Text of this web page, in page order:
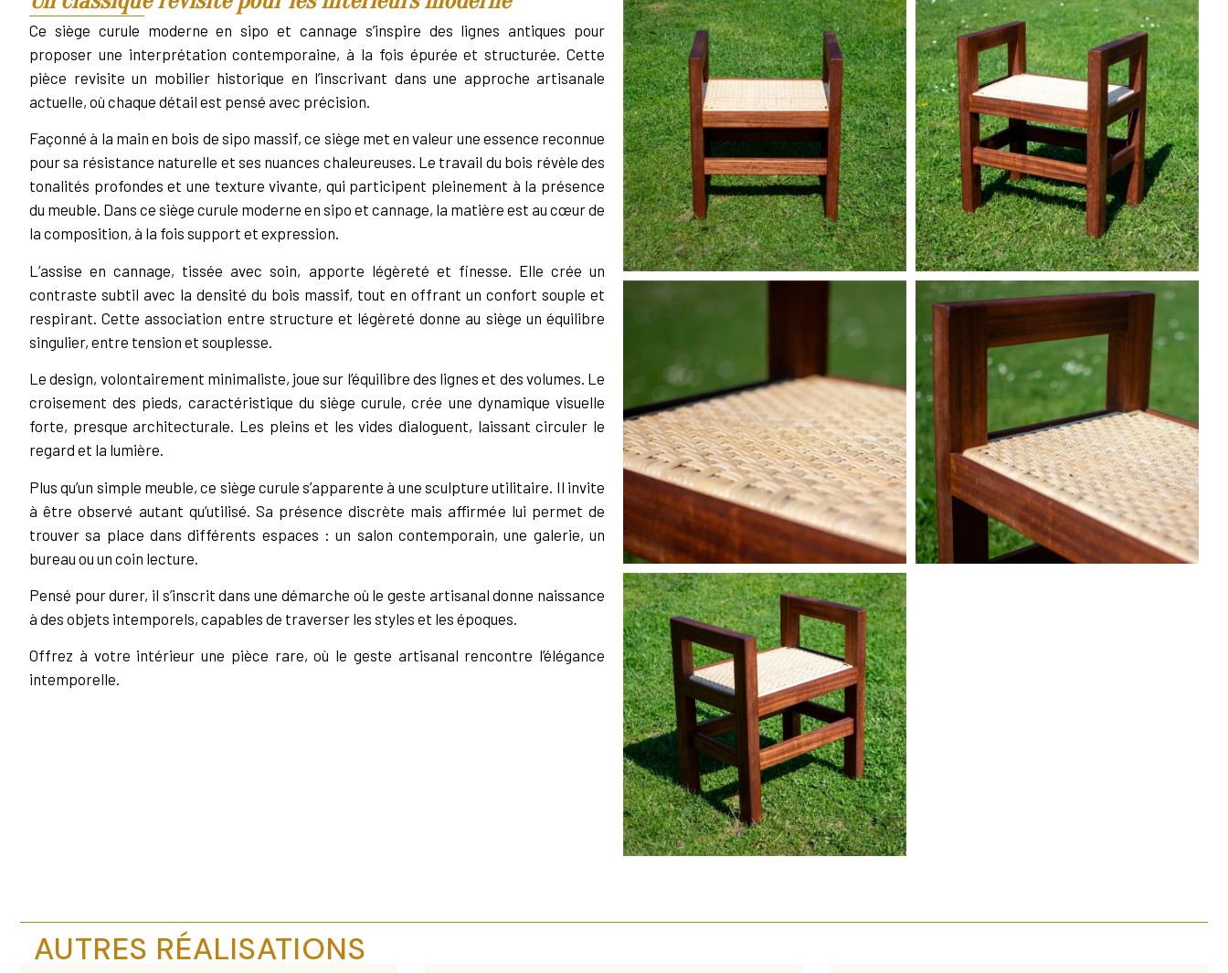
Ce siège curule moderne en sipo et cannage s’inspire des lignes antiques pour
proposer une interprétation contemporaine, à la fois épurée et structurée. Cette
pièce revisite un mobilier historique en l’inscrivant dans une approche artisanale
actuelle, où chaque détail est pensé avec précision.
Façonné à la main en bois de sipo massif, ce siège met en valeur une essence reconnue
pour sa résistance naturelle et ses nuances chaleureuses. Le travail du bois révèle des
tonalités profondes et une texture vivante, qui participent pleinement à la présence
du meuble. Dans ce siège curule moderne en sipo et cannage, la matière est au cœur de
la composition, à la fois support et expression.
L’assise en cannage, tissée avec soin, apporte légèreté et finesse. Elle crée un
contraste subtil avec la densité du bois massif, tout en offrant un confort souple et
respirant. Cette association entre structure et légèreté donne au siège un équilibre
singulier, entre tension et souplesse.
Le design, volontairement minimaliste, joue sur l’équilibre des lignes et des volumes. Le
croisement des pieds, caractéristique du siège curule, crée une dynamique visuelle
forte, presque architecturale. Les pleins et les vides dialoguent, laissant circuler le
regard et la lumière.
Plus qu’un simple meuble, ce siège curule s’apparente à une sculpture utilitaire. Il invite
à être observé autant qu’utilisé. Sa présence discrète mais affirmée lui permet de
trouver sa place dans différents espaces : un salon contemporain, une galerie, un
bureau ou un coin lecture.
Pensé pour durer, il s’inscrit dans une démarche où le geste artisanal donne naissance
à des objets intemporels, capables de traverser les styles et les époques.
Offrez à votre intérieur une pièce rare, où le geste artisanal rencontre l’élégance
intemporelle.
AUTRES RÉALISATIONS